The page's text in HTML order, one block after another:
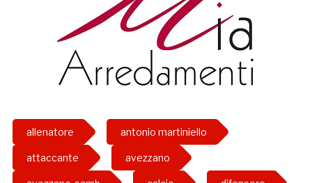
allenatore antonio martiniello
attaccante avezzano